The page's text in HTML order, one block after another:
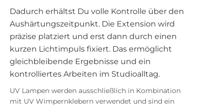
Dadurch erhältst Du volle Kontrolle über den
Aushärtungszeitpunkt. Die Extension wird
präzise platziert und erst dann durch einen
kurzen Lichtimpuls fixiert. Das ermöglicht
gleichbleibende Ergebnisse und ein
kontrolliertes Arbeiten im Studioalltag.
UV Lampen werden ausschließlich in Kombination
mit UV Wimpernklebern verwendet und sind ein